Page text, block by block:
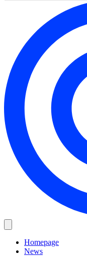
Homepage
News